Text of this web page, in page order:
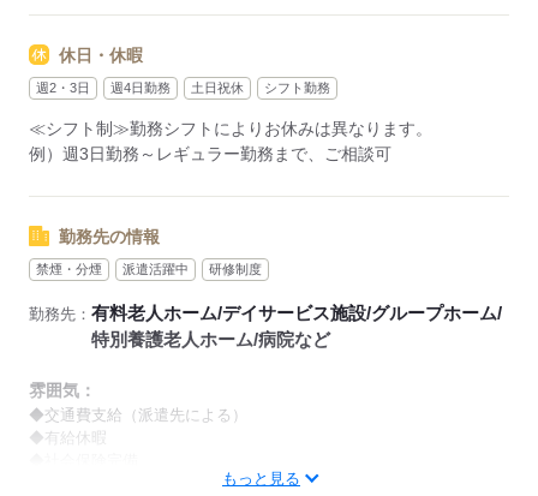
09：00～18：00
【遅番】
【夜勤】
17：00～10：00
2～3ヵ月程度のならし日勤が必要です
その他、
●週2日・1日4h～
●日勤のみ
など、いろんなシフトのお仕事をご紹介できます！
登録の際に、あなたのご希望をお聞かせください。
勤務したシフトを申請後、最短で2日後に給与GETも可能！
休日・休暇
週2・3日 週4日勤務 土日祝休 シフト勤務
≪シフト制≫勤務シフトによりお休みは異なります。
例）週3日勤務～レギュラー勤務まで、ご相談可
勤務先の情報
禁煙・分煙 派遣活躍中 研修制度
勤務先： 有料老人ホーム/デイサービス施設/グループホーム/
特別養護老人ホーム/病院など
雰囲気：
◆交通費支給（派遣先による）
◆有給休暇
※喫煙環境に関しては就業場所ごとに異なります。
もっと見る